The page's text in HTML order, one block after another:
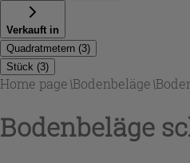
Verkauft in
Quadratmetern (3)
Stück (3)
Home page\Bodenbeläge\
Bodenbeläge